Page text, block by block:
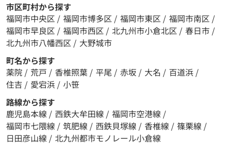
市区町村から探す
福岡市中央区 / 福岡市博多区 / 福岡市東区 / 福岡市南区 /
福岡市早良区 / 福岡市西区 / 北九州市小倉北区 / 春日市 /
北九州市八幡西区 / 大野城市
町名から探す
薬院 / 荒戸 / 香椎照葉 / 平尾 / 赤坂 / 大名 / 百道浜 /
住吉 / 愛宕浜 / 小笹
路線から探す
鹿児島本線 / 西鉄大牟田線 / 福岡市空港線 /
福岡市七隈線 / 筑肥線 / 西鉄貝塚線 / 香椎線 / 篠栗線 /
日田彦山線 / 北九州都市モノレール小倉線